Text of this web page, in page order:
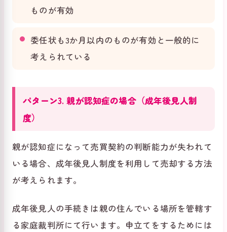
ものが有効
委任状も3か月以内のものが有効と一般的に
考えられている
パターン3. 親が認知症の場合（成年後見人制
度）
親が認知症になって売買契約の判断能力が失われて
いる場合、成年後見人制度を利用して売却する方法
が考えられます。
成年後見人の手続きは親の住んでいる場所を管轄す
る家庭裁判所にて行います。申立てをするためには